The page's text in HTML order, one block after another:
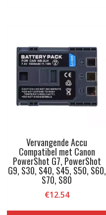
Vervangende Accu
Compatibel met Canon
PowerShot G7, PowerShot
G9, S30, S40, S45, S50, S60,
S70, S80
€12.54